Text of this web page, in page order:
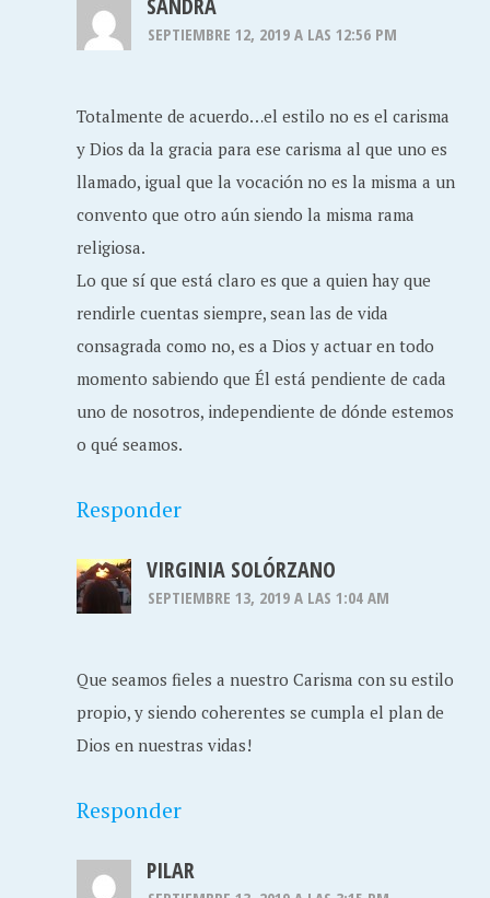
SANDRA
SEPTIEMBRE 12, 2019 A LAS 12:56 PM
Totalmente de acuerdo…el estilo no es el carisma
y Dios da la gracia para ese carisma al que uno es
llamado, igual que la vocación no es la misma a un
convento que otro aún siendo la misma rama
religiosa.
Lo que sí que está claro es que a quien hay que
rendirle cuentas siempre, sean las de vida
consagrada como no, es a Dios y actuar en todo
momento sabiendo que Él está pendiente de cada
uno de nosotros, independiente de dónde estemos
o qué seamos.
Responder
VIRGINIA SOLÓRZANO
SEPTIEMBRE 13, 2019 A LAS 1:04 AM
Que seamos fieles a nuestro Carisma con su estilo
propio, y siendo coherentes se cumpla el plan de
Dios en nuestras vidas!
Responder
PILAR